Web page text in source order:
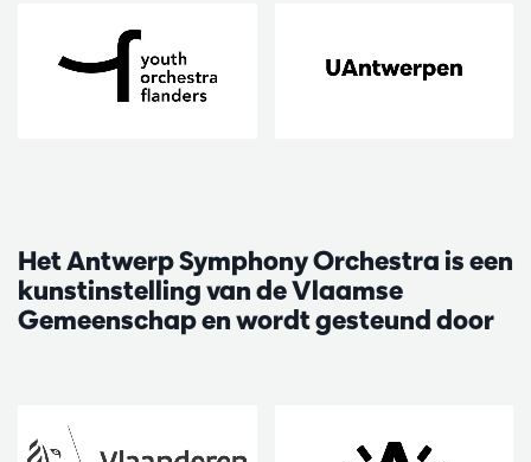
Het Antwerp Symphony Orchestra is een
kunstinstelling van de Vlaamse
Gemeenschap en wordt gesteund door